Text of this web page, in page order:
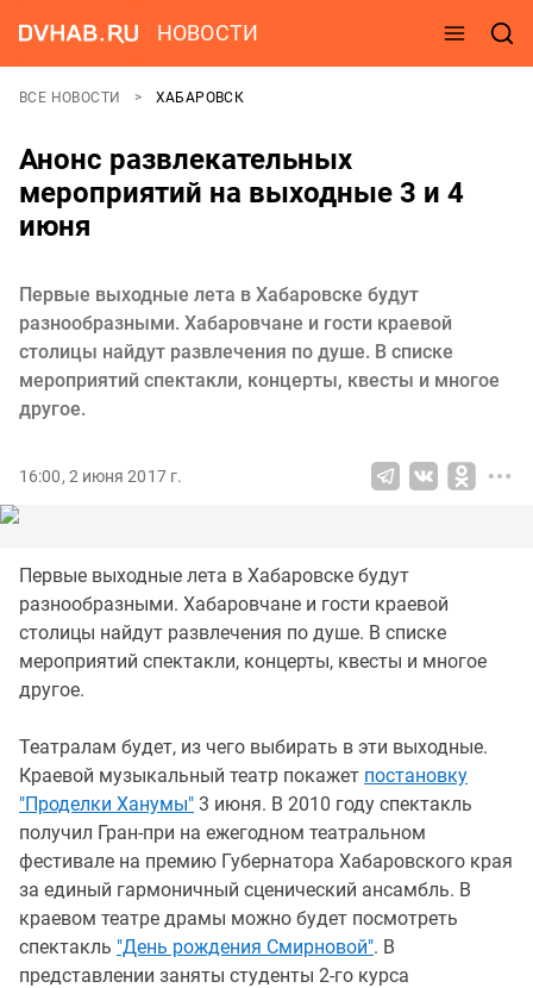
НОВОСТИ
ВСЕ НОВОСТИ ХАБАРОВСК
Анонс развлекательных
мероприятий на выходные 3 и 4
июня
Первые выходные лета в Хабаровске будут
разнообразными. Хабаровчане и гости краевой
столицы найдут развлечения по душе. В списке
мероприятий спектакли, концерты, квесты и многое
другое.
16:00, 2 июня 2017 г.
Первые выходные лета в Хабаровске будут
разнообразными. Хабаровчане и гости краевой
столицы найдут развлечения по душе. В списке
мероприятий спектакли, концерты, квесты и многое
другое.
Театралам будет, из чего выбирать в эти выходные.
Краевой музыкальный театр покажет постановку
"Проделки Ханумы" 3 июня. В 2010 году спектакль
получил Гран-при на ежегодном театральном
фестивале на премию Губернатора Хабаровского края
за единый гармоничный сценический ансамбль. В
краевом театре драмы можно будет посмотреть
спектакль "День рождения Смирновой". В
представлении заняты студенты 2-го курса